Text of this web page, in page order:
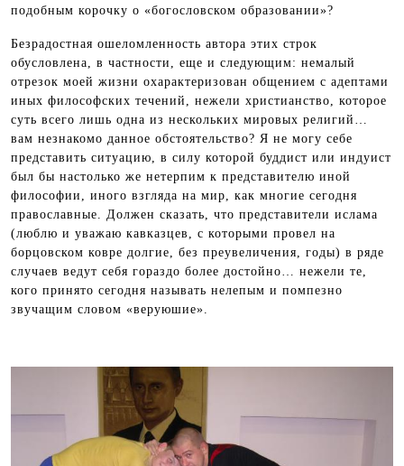
подобным корочку о «богословском образовании»?
Безрадостная ошеломленность автора этих строк
обусловлена, в частности, еще и следующим: немалый
отрезок моей жизни охарактеризован общением с адептами
иных философских течений, нежели христианство, которое
суть всего лишь одна из нескольких мировых религий…
вам незнакомо данное обстоятельство? Я не могу себе
представить ситуацию, в силу которой буддист или индуист
был бы настолько же нетерпим к представителю иной
философии, иного взгляда на мир, как многие сегодня
православные. Должен сказать, что представители ислама
(люблю и уважаю кавказцев, с которыми провел на
борцовском ковре долгие, без преувеличения, годы) в ряде
случаев ведут себя гораздо более достойно… нежели те,
кого принято сегодня называть нелепым и помпезно
звучащим словом «веруюшие».